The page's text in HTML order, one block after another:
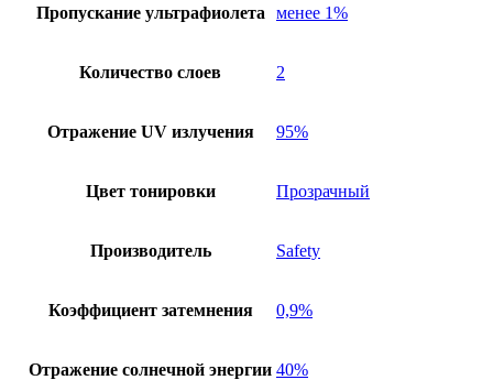
Пропускание ультрафиолета менее 1%
Количество слоев 2
Отражение UV излучения 95%
Цвет тонировки Прозрачный
Производитель Safety
Коэффициент затемнения 0,9%
Отражение солнечной энергии 40%